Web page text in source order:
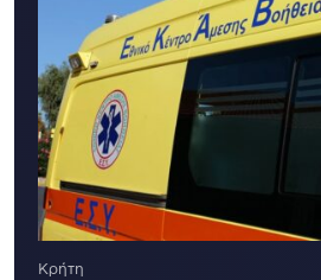
Κρήτη